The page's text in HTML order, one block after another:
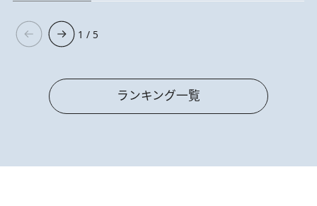
1 / 5
ランキング一覧